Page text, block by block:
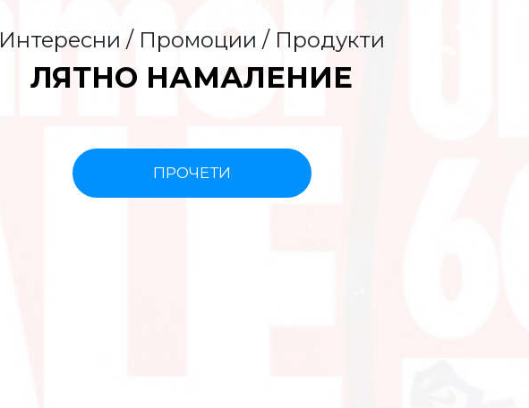
Интересни / Промоции / Продукти
ЛЯТНО НАМАЛЕНИЕ
ПРОЧЕТИ